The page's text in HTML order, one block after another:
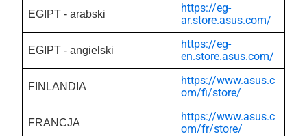
EGIPT - arabski
https://eg-
ar.store.asus.com/
EGIPT - angielski
https://eg-
en.store.asus.com/
FINLANDIA
https://www.asus.c
om/fi/store/
FRANCJA
https://www.asus.c
om/fr/store/